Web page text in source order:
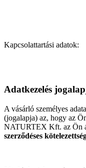
Kapcsolattartási adatok:
Adatkezelés
A vásárló személyes
(jogalapja) az, hogy az
NATURTEX Kft. az Ön
szerződéses